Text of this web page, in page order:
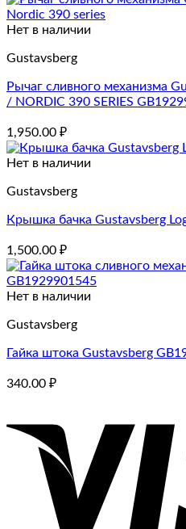
Нет в наличии
Gustavsberg
Рычаг сливного механизма
/ NORDIC 390 SERIES
1,950.00 ₽
Нет в наличии
Gustavsberg
Крышка бачка Gustavsberg
1,500.00 ₽
Нет в наличии
Gustavsberg
Гайка штока Gustavsberg
340.00 ₽